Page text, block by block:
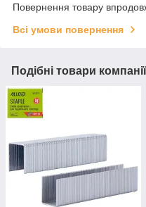
Повернення товару
Всі умови повернення
Подібні товари компанії